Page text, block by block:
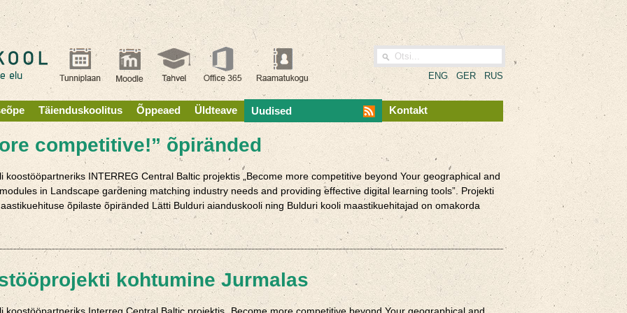
ENG GER RUS
Täienduskoolitus Õppeaed Üldteave Uudised Kontakt
competitive!” õpiränded
koostööpartneriks INTERREG Central Baltic projektis „Become more competitive beyond Your geographical and
in Landscape gardening matching industry needs and providing effective digital learning tools”. Projekti
õpilaste õpiränded Lätti Bulduri aianduskooli ning Bulduri kooli maastikuehitajad on omakorda
kohtumine Jurmalas